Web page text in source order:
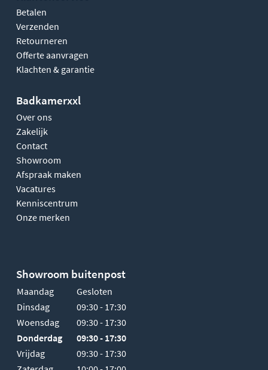
Betalen
Verzenden
Retourneren
Offerte aanvragen
Klachten & garantie
Badkamerxxl
Over ons
Zakelijk
Contact
Showroom
Afspraak maken
Vacatures
Kenniscentrum
Onze merken
Showroom buitenpost
Maandag
Gesloten
Dinsdag
09:30 - 17:30
Woensdag
09:30 - 17:30
Donderdag
09:30 - 17:30
Vrijdag
09:30 - 17:30